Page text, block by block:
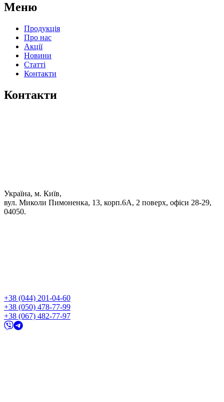
Меню
Продукція
Про нас
Акції
Новини
Статті
Контакти
Контакти
Україна, м. Київ,
вул. Миколи Пимоненка, 13, корп.6А, 2 поверх, офіси 28-29,
04050.
+38 (044) 201-04-60
+38 (050) 478-77-99
+38 (067) 482-77-97